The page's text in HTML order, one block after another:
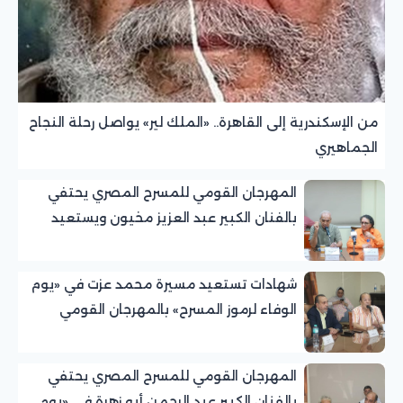
من الإسكندرية إلى القاهرة.. «الملك لير» يواصل رحلة النجاح
الجماهيري
المهرجان القومي للمسرح المصري يحتفي
بالفنان الكبير عبد العزيز مخيون ويستعيد
شهادات تستعيد مسيرة محمد عزت في «يوم
الوفاء لرموز المسرح» بالمهرجان القومي
المهرجان القومي للمسرح المصري يحتفي